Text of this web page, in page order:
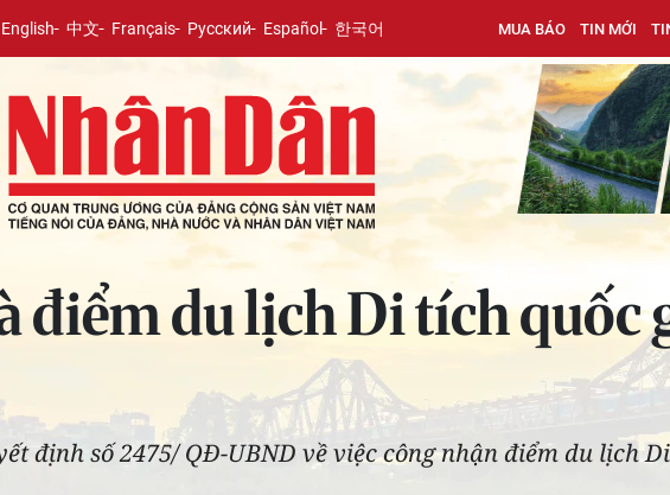
English 中文 Français Русский Español 한국어 MUA BÁO TIN MỚI
điểm du lịch Di tích quốc
định số 2475/ QĐ-UBND về việc công nhận điểm du lịch